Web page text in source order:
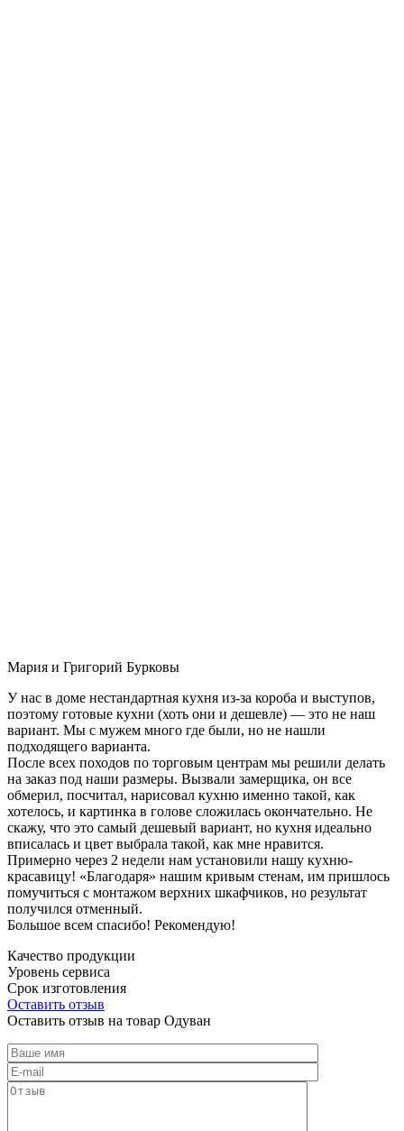
Мария и Григорий Бурковы
У нас в доме нестандартная кухня из-за короба и выступов,
поэтому готовые кухни (хоть они и дешевле) — это не наш
вариант. Мы с мужем много где были, но не нашли
подходящего варианта.
После всех походов по торговым центрам мы решили делать
на заказ под наши размеры. Вызвали замерщика, он все
обмерил, посчитал, нарисовал кухню именно такой, как
хотелось, и картинка в голове сложилась окончательно. Не
скажу, что это самый дешевый вариант, но кухня идеально
вписалась и цвет выбрала такой, как мне нравится.
Примерно через 2 недели нам установили нашу кухню-
красавицу! «Благодаря» нашим кривым стенам, им пришлось
помучиться с монтажом верхних шкафчиков, но результат
получился отменный.
Большое всем спасибо! Рекомендую!
Качество продукции
Уровень сервиса
Срок изготовления
Оставить отзыв
Оставить отзыв на товар Одуван